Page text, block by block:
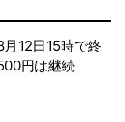
12日15時で終
円は継続